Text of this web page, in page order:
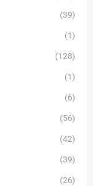
(39)
(1)
(128)
(1)
(6)
(56)
(42)
(39)
(26)